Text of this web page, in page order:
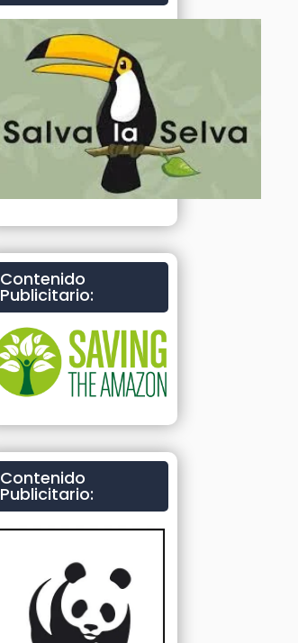
Contenido
Publicitario:
Contenido
Publicitario: